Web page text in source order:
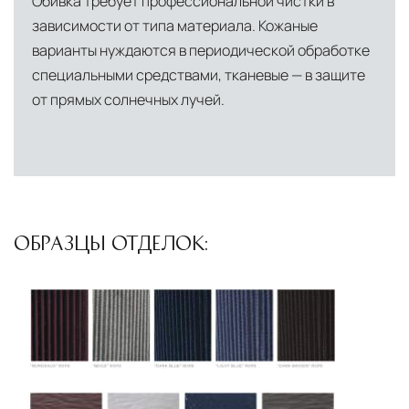
зависимости от типа материала. Кожаные
варианты нуждаются в периодической обработке
специальными средствами, тканевые — в защите
от прямых солнечных лучей.
ОБРАЗЦЫ ОТДЕЛОК: